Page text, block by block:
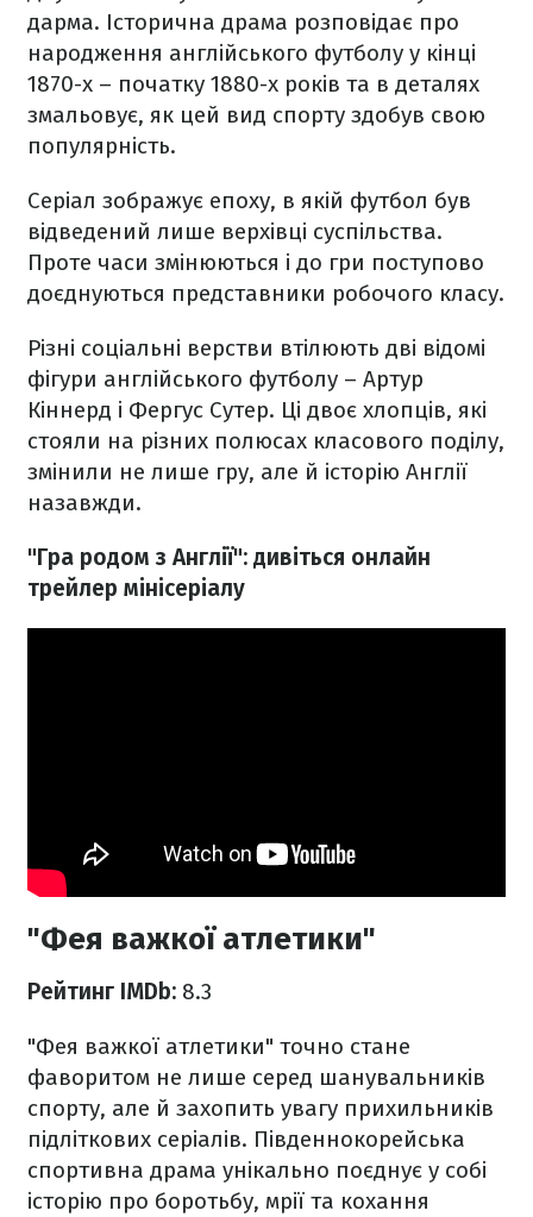
дарма. Історична драма розповідає про
народження англійського футболу у кінці
1870-х – початку 1880-х років та в деталях
змальовує, як цей вид спорту здобув свою
популярність.
Серіал зображує епоху, в якій футбол був
відведений лише верхівці суспільства.
Проте часи змінюються і до гри поступово
доєднуються представники робочого класу.
Різні соціальні верстви втілюють дві відомі
фігури англійського футболу – Артур
Кіннерд і Фергус Сутер. Ці двоє хлопців, які
стояли на різних полюсах класового поділу,
змінили не лише гру, але й історію Англії
назавжди.
"Гра родом з Англії": дивіться онлайн
трейлер мінісеріалу
"Фея важкої атлетики"
Рейтинг IMDb: 8.3
"Фея важкої атлетики" точно стане
фаворитом не лише серед шанувальників
спорту, але й захопить увагу прихильників
підліткових серіалів. Південнокорейська
спортивна драма унікально поєднує у собі
історію про боротьбу, мрії та кохання